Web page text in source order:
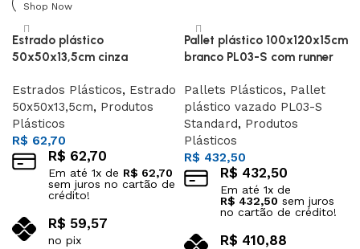
Shop Now
Estrado plástico
50x50x13,5cm cinza
Estrados Plásticos, Estrado
50x50x13,5cm, Produtos
Plásticos
R$ 62,70
R$ 62,70
Em até 1x de R$ 62,70
sem juros no cartão de
crédito!
R$ 59,57
no pix
Pallet plástico 100x120x15cm
branco PL03-S com runner
Pallets Plásticos, Pallet
plástico vazado PL03-S
Standard, Produtos
Plásticos
R$ 432,50
R$ 432,50
Em até 1x de
R$ 432,50 sem juros
no cartão de crédito!
R$ 410,88